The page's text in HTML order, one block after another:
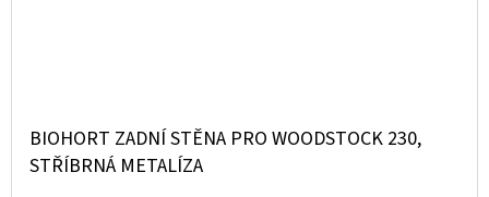
BIOHORT ZADNÍ STĚNA PRO WOODSTOCK 230,
STŘÍBRNÁ METALÍZA